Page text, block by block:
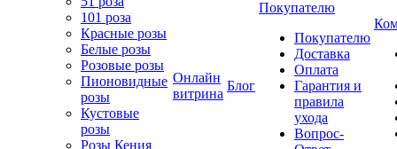
101 роза
Красные розы
Белые розы
Розовые розы
Пионовидные
розы
Кустовые
розы
Розы Кения
Онлайн
витрина
Блог
Покупателю
Покупателю
Доставка
Оплата
Гарантия и
правила
ухода
Вопрос-